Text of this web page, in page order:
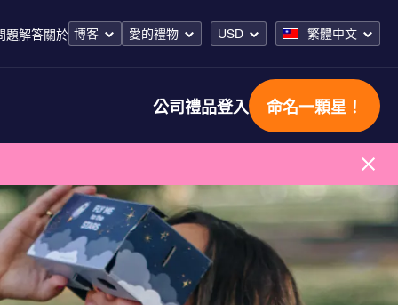
題解答關於 博客 愛的禮物 USD 繁體中文
公司禮品登入 命名一顆星！